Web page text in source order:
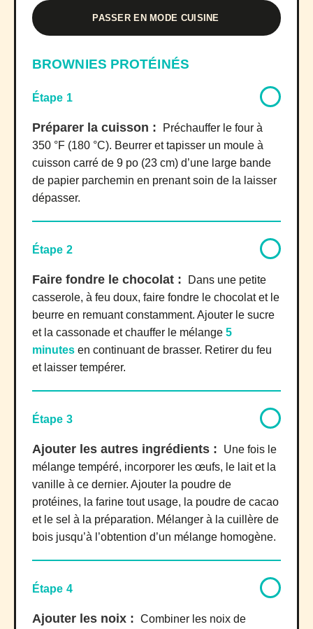
PASSER EN MODE CUISINE
BROWNIES PROTÉINÉS
Étape 1
Préparer la cuisson :
Préchauffer le four à
350 °F (180 °C). Beurrer et tapisser un moule à
cuisson carré de 9 po (23 cm) d’une large bande
de papier parchemin en prenant soin de la laisser
dépasser.
Étape 2
Faire fondre le chocolat :
Dans une petite
casserole, à feu doux, faire fondre le chocolat et le
beurre en remuant constamment. Ajouter le sucre
et la cassonade et chauffer le mélange 5
minutes en continuant de brasser. Retirer du feu
et laisser tempérer.
Étape 3
Ajouter les autres ingrédients :
Une fois le
mélange tempéré, incorporer les œufs, le lait et la
vanille à ce dernier. Ajouter la poudre de
protéines, la farine tout usage, la poudre de cacao
et le sel à la préparation. Mélanger à la cuillère de
bois jusqu’à l’obtention d’un mélange homogène.
Étape 4
Ajouter les noix : Combiner les noix de